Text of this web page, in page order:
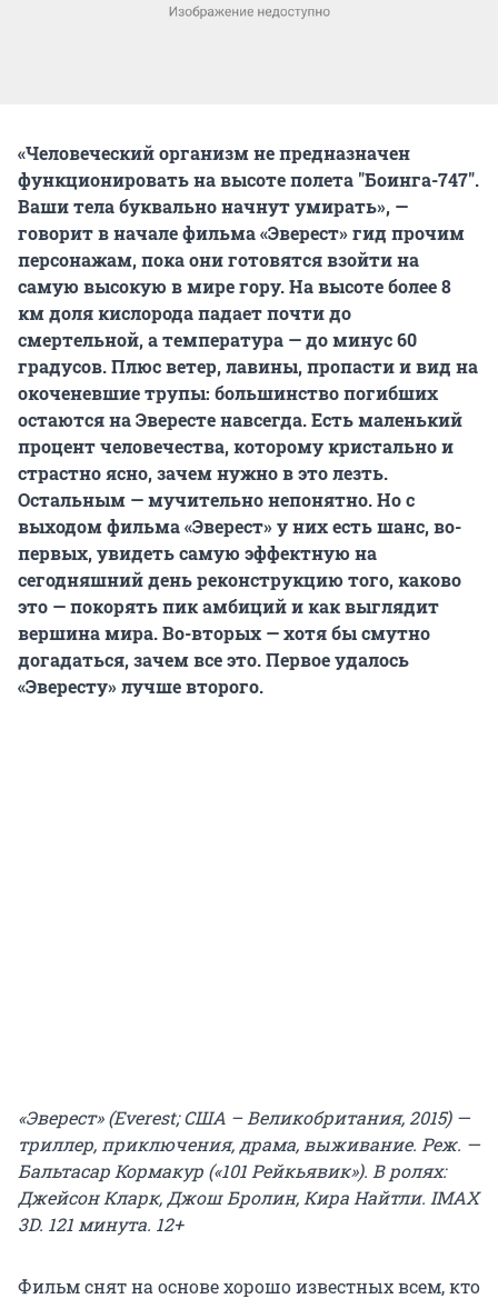
«Человеческий организм не предназначен
функционировать на высоте полета "Боинга-747".
Ваши тела буквально начнут умирать», —
говорит в начале фильма «Эверест» гид прочим
персонажам, пока они готовятся взойти на
самую высокую в мире гору. На высоте более 8
км доля кислорода падает почти до
смертельной, а температура — до минус 60
градусов. Плюс ветер, лавины, пропасти и вид на
окоченевшие трупы: большинство погибших
остаются на Эвересте навсегда. Есть маленький
процент человечества, которому кристально и
страстно ясно, зачем нужно в это лезть.
Остальным — мучительно непонятно. Но с
выходом фильма «Эверест» у них есть шанс, во-
первых, увидеть самую эффектную на
сегодняшний день реконструкцию того, каково
это — покорять пик амбиций и как выглядит
вершина мира. Во-вторых — хотя бы смутно
догадаться, зачем все это. Первое удалось
«Эвересту» лучше второго.
«Эверест» (Everest; США – Великобритания, 2015) —
триллер, приключения, драма, выживание. Реж. —
Бальтасар Кормакур («101 Рейкьявик»). В ролях:
Джейсон Кларк, Джош Бролин, Кира Найтли. IMAX
3D. 121 минута. 12+
Фильм снят на основе хорошо известных всем, кто